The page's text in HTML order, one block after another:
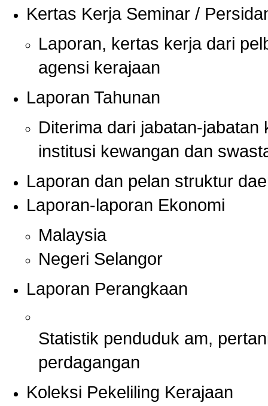
Kertas Kerja Seminar /
Laporan, kertas kerja dari
agensi kerajaan
Laporan Tahunan
Diterima dari jabatan-
institusi kewangan dan
Laporan dan pelan struktur
Laporan-laporan Ekonomi
Malaysia
Negeri Selangor
Laporan Perangkaan
Statistik penduduk am,
perdagangan
Koleksi Pekeliling Kerajaan